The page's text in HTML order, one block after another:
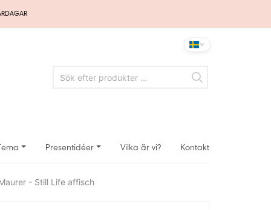
Presentidéer Vilka är vi? Kontakt
- Still Life affisch